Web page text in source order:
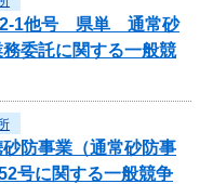
2-1他号 県単 通常砂
委託に関する一般競
防事業（通常砂防事
号に関する一般競争